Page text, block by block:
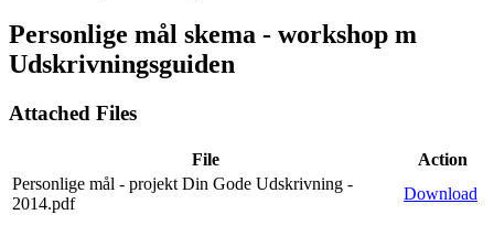
Personlige mål skema - workshop m
Udskrivningsguiden
Attached Files
File
Action
Personlige mål - projekt Din Gode Udskrivning -
2014.pdf
Download